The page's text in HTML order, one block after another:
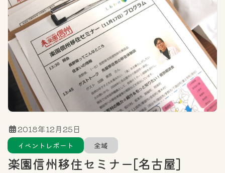
住まい探しのポイント
エリア
カテゴリー一覧 全域
北信エリア 東信エリア
中信エリア 南信エリア
イベントレポート 全域
楽園信州移住セミナー[名古屋]
2018年12月25日